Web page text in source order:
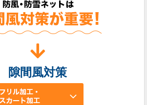
隙間風対策